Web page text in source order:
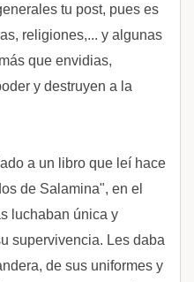
tu post, pues es
religiones,... y algunas
que envidias,
y destruyen a la
a un libro que leí hace
de Salamina", en el
luchaban única y
supervivencia. Les daba
de sus uniformes y